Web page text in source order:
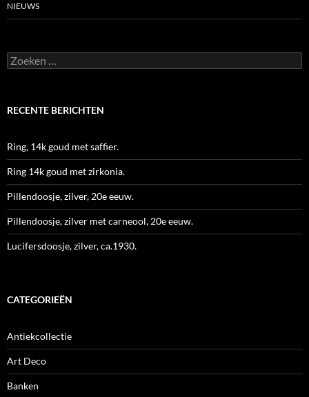
NIEUWS
Zoeken
naar:
RECENTE BERICHTEN
Ring, 14k goud met saffier.
Ring 14k goud met zirkonia.
Pillendoosje, zilver, 20e eeuw.
Pillendoosje, zilver met carneool, 20e eeuw.
Lucifersdoosje, zilver, ca.1930.
CATEGORIEËN
Antiekcollectie
Art Deco
Banken